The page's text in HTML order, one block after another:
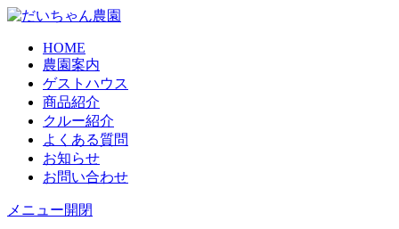
HOME
農園案内
ゲストハウス
商品紹介
クルー紹介
よくある質問
お知らせ
お問い合わせ
メニュー開閉